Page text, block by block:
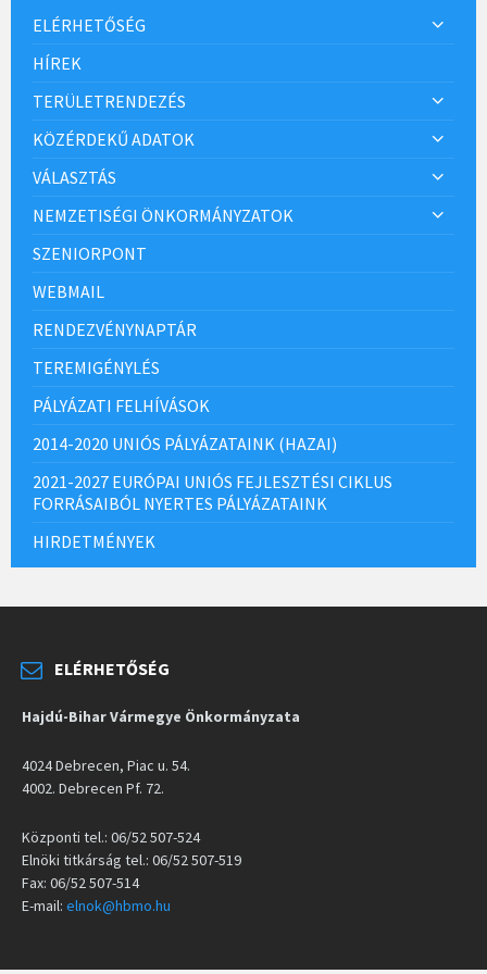
ELÉRHETŐSÉG
HÍREK
TERÜLETRENDEZÉS
KÖZÉRDEKŰ ADATOK
VÁLASZTÁS
NEMZETISÉGI ÖNKORMÁNYZATOK
SZENIORPONT
WEBMAIL
RENDEZVÉNYNAPTÁR
TEREMIGÉNYLÉS
PÁLYÁZATI FELHÍVÁSOK
2014-2020 UNIÓS PÁLYÁZATAINK (HAZAI)
2021-2027 EURÓPAI UNIÓS FEJLESZTÉSI CIKLUS
FORRÁSAIBÓL NYERTES PÁLYÁZATAINK
HIRDETMÉNYEK
ELÉRHETŐSÉG
Hajdú-Bihar Vármegye Önkormányzata
4024 Debrecen, Piac u. 54.
4002. Debrecen Pf. 72.
Központi tel.: 06/52 507-524
Elnöki titkárság tel.: 06/52 507-519
Fax: 06/52 507-514
E-mail: elnok@hbmo.hu